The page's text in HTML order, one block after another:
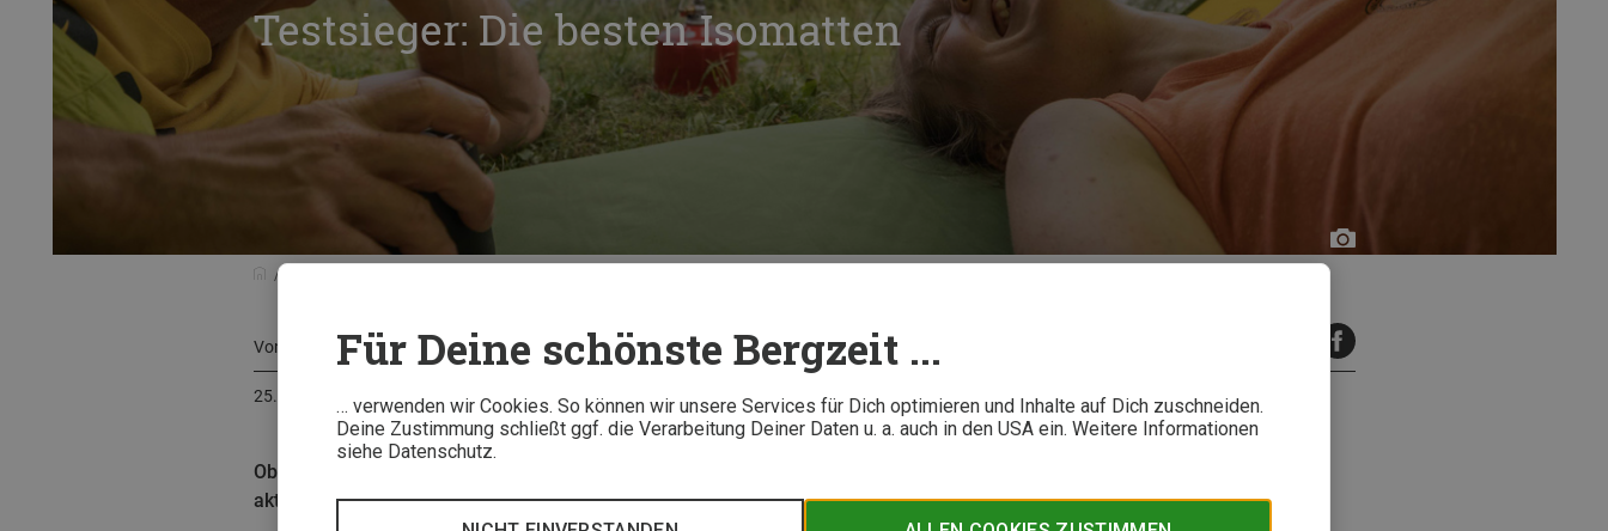
Für Deine schönste Bergzeit ...
… verwenden wir Cookies. So können wir unsere Services für Dich optimieren und Inhalte auf Dich zuschneiden.
Deine Zustimmung schließt ggf. die Verarbeitung Deiner Daten u. a. auch in den USA ein. Weitere Informationen
siehe Datenschutz.
Testsieger: Die besten Isomatten
Bergzeit
Von Florian Wolf
25. Juni 2026
Ob beim Camping, Bikepacking oder Trekking: Eine gute Isomatte ist die Basis für Deinen Schlafkomfort. Welche Modelle in
aktuellen Vergleichstests überzeugen, erfährst Du in diesem Beitrag.